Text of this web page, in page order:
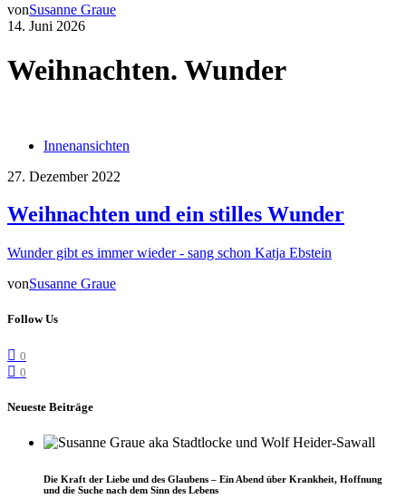
vonSusanne Graue
14. Juni 2026
Weihnachten. Wunder
Innenansichten
27. Dezember 2022
Weihnachten und ein stilles Wunder
Wunder gibt es immer wieder - sang schon Katja Ebstein
vonSusanne Graue
Follow Us
0
0
Neueste Beiträge
Die Kraft der Liebe und des Glaubens – Ein Abend über Krankheit, Hoffnung
und die Suche nach dem Sinn des Lebens